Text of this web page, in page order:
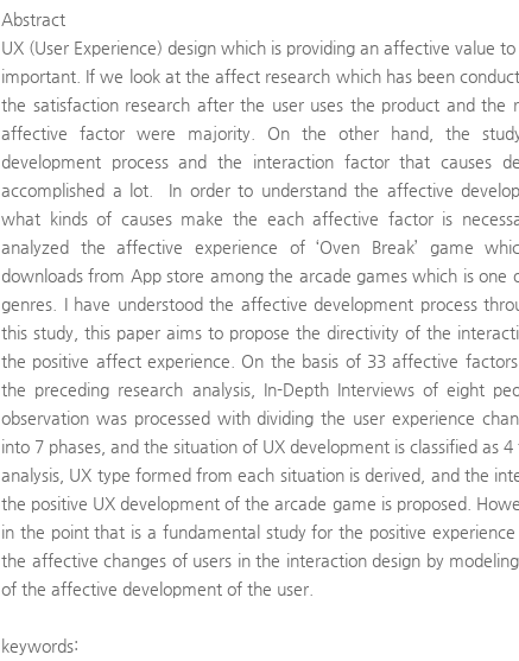
Abstract
UX (User Experience) design which is providing an affective value
important. If we look at the affect research which has been
the satisfaction research after the user uses the product and the
affective factor were majority. On the other hand, the
development process and the interaction factor that causes
accomplished a lot. In order to understand the affective
what kinds of causes make the each affective factor is
analyzed the affective experience of ‘Oven Break’ game
downloads from App store among the arcade games which is one
genres. I have understood the affective development process
this study, this paper aims to propose the directivity of the
the positive affect experience. On the basis of 33 affective
the preceding research analysis, In-Depth Interviews of eight
observation was processed with dividing the user experience
into 7 phases, and the situation of UX development is classified as
analysis, UX type formed from each situation is derived, and the
the positive UX development of the arcade game is proposed.
in the point that is a fundamental study for the positive
the affective changes of users in the interaction design by
of the affective development of the user.
keywords: